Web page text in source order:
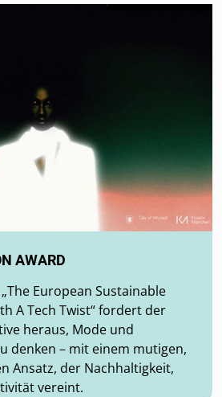
AWARD
European Sustainable
A Tech Twist“ fordert der
heraus, Mode und
denken – mit einem mutigen,
Ansatz, der Nachhaltigkeit,
vereint.